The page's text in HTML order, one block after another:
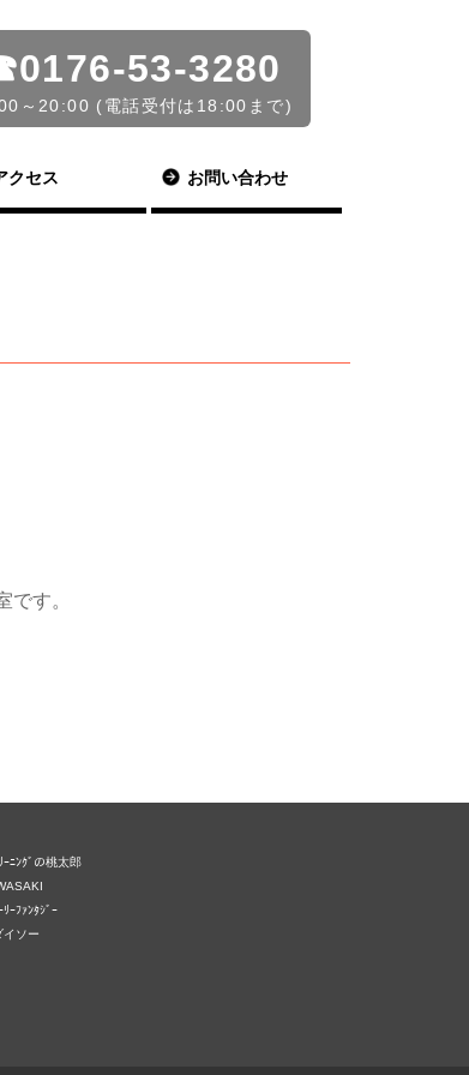
53-3280
～20:00 (電話受付は18:00まで)
クセス お問い合わせ
です。
ｰﾆﾝｸﾞの桃太郎
ﾘｰﾌｧﾝﾀｼﾞｰ
イソー